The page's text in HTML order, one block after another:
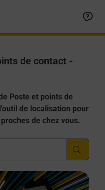
de contact -
Poste et points de
de localisation pour
de chez vous.